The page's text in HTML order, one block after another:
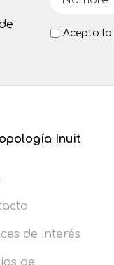
Acepto la
Inuit
de interés
de